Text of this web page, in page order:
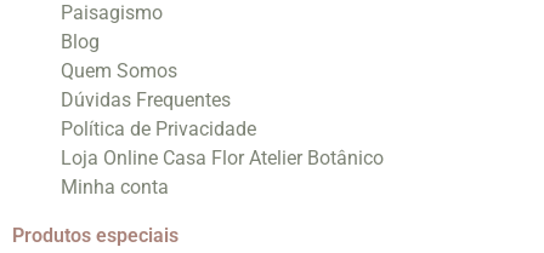
Paisagismo
Blog
Quem Somos
Dúvidas Frequentes
Política de Privacidade
Loja Online Casa Flor Atelier Botânico
Minha conta
Produtos especiais